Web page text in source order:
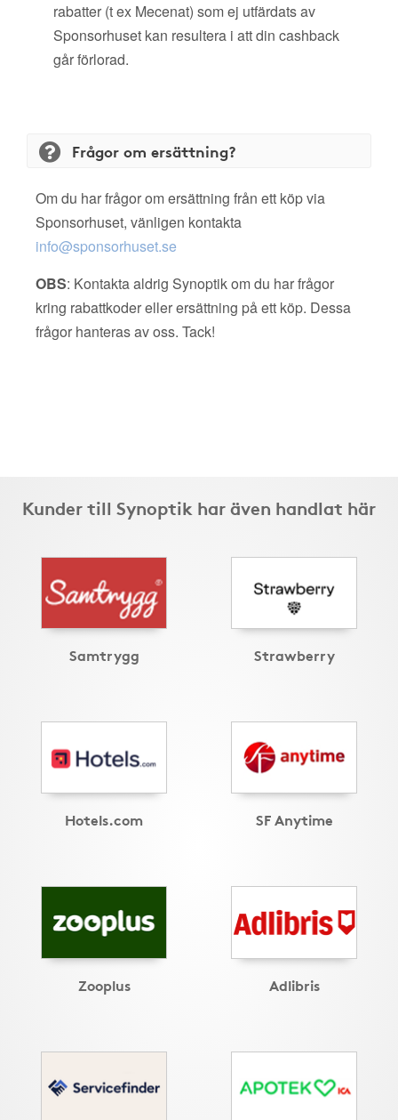
rabatter (t ex Mecenat) som ej utfärdats av
Sponsorhuset kan resultera i att din cashback
går förlorad.
Frågor om ersättning?
Om du har frågor om ersättning från ett köp via
Sponsorhuset, vänligen kontakta
info@sponsorhuset.se
OBS: Kontakta aldrig Synoptik om du har frågor
kring rabattkoder eller ersättning på ett köp. Dessa
frågor hanteras av oss. Tack!
Kunder till Synoptik har även handlat här
Samtrygg Strawberry
Hotels.com SF Anytime
Zooplus Adlibris